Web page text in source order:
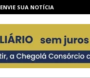
ENVIE SUA NOTÍCIA